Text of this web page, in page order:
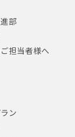
部
担当者様へ
ン